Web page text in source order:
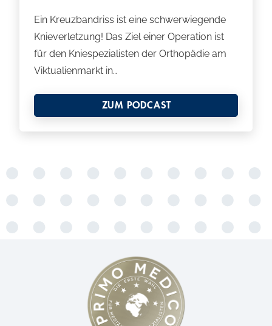
Ein Kreuzbandriss ist eine schwerwiegende
Knieverletzung! Das Ziel einer Operation ist
für den Kniespezialisten der Orthopädie am
Viktualienmarkt in…
ZUM PODCAST